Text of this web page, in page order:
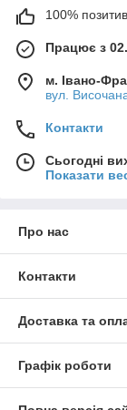
100%
Працює з
м. Івано-
вул.
Контакти
Сьогодні
Показати
Про нас
Контакти
Доставка та
Графік роботи